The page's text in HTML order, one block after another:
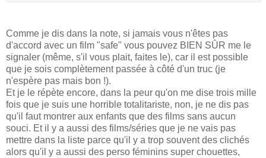
Comme je dis dans la note, si jamais vous n'êtes pas
d'accord avec un film "safe" vous pouvez BIEN SÛR me le
signaler (même, s'il vous plait, faites le), car il est possible
que je sois complètement passée à côté d'un truc (je
n'espère pas mais bon !).
Et je le répète encore, dans la peur qu'on me dise trois mille
fois que je suis une horrible totalitariste, non, je ne dis pas
qu'il faut montrer aux enfants que des films sans aucun
souci. Et il y a aussi des films/séries que je ne vais pas
mettre dans la liste parce qu'il y a trop souvent des clichés
alors qu'il y a aussi des perso féminins super chouettes,